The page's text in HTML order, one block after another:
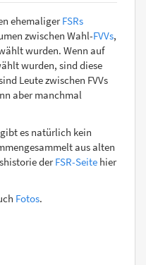
ehemaligerFSRs
zwischen Wahl-FVVs,
wurden. Wenn auf
wurden, sind diese
Leute zwischen FVVs
aber manchmal
es natürlich kein
aus alten
derFSR-Seite hier
Fotos.